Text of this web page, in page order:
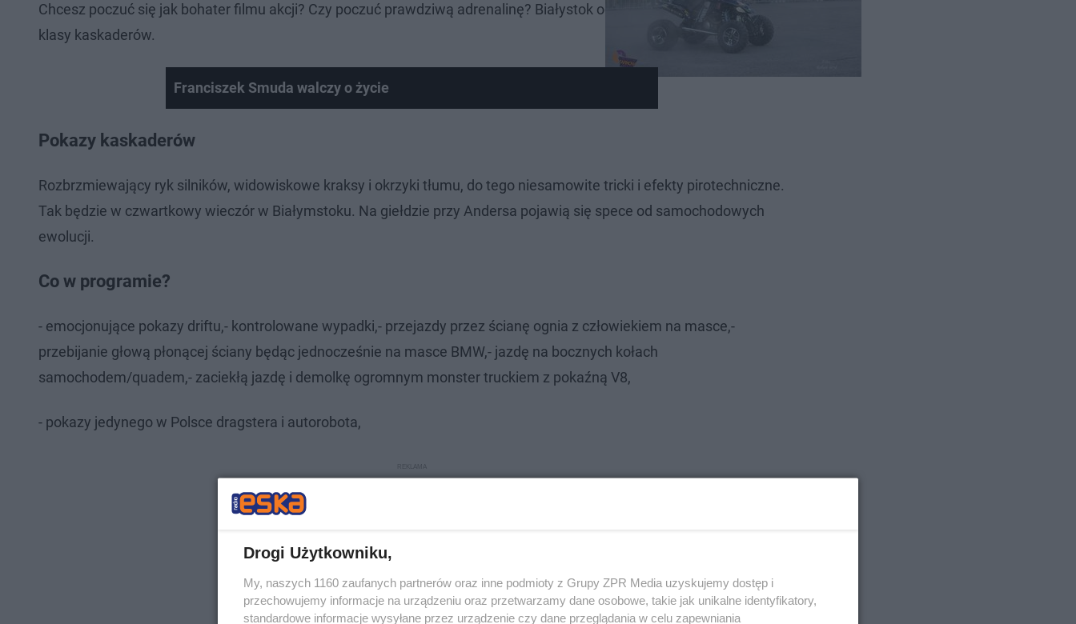
Chcesz poczuć się jak bohater filmu akcji? Czy poczuć prawdziwą adrenalinę? Białystok odwiedza grupa światowej
klasy kaskaderów.
Franciszek Smuda walczy o życie
Pokazy kaskaderów
Rozbrzmiewający ryk silników, widowiskowe kraksy i okrzyki tłumu, do tego niesamowite tricki i efekty pirotechniczne.
Tak będzie w czwartkowy wieczór w Białymstoku. Na giełdzie przy Andersa pojawią się spece od samochodowych
ewolucji.
Co w programie?
- emocjonujące pokazy driftu,- kontrolowane wypadki,- przejazdy przez ścianę ognia z człowiekiem na masce,-
przebijanie głową płonącej ściany będąc jednocześnie na masce BMW,- jazdę na bocznych kołach
samochodem/quadem,- zaciekłą jazdę i demolkę ogromnym monster truckiem z pokaźną V8,
- pokazy jedynego w Polsce dragstera i autorobota,
Drogi Użytkowniku,
My, naszych 1160 zaufanych partnerów oraz inne podmioty z Grupy ZPR Media uzyskujemy dostęp i
przechowujemy informacje na urządzeniu oraz przetwarzamy dane osobowe, takie jak unikalne identyfikatory,
standardowe informacje wysyłane przez urządzenie czy dane przeglądania w celu zapewniania